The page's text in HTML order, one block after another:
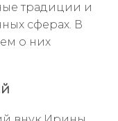
традиции и
сферах. В
о них